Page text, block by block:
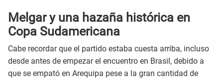
Melgar y una hazaña histórica en
Copa Sudamericana
Cabe recordar que el partido estaba cuesta arriba, incluso
desde antes de empezar el encuentro en Brasil, debido a
que se empató en Arequipa pese a la gran cantidad de